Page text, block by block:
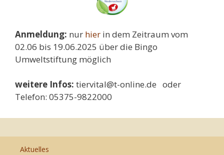
Anmeldung: nur hier in dem Zeitraum vom
02.06 bis 19.06.2025 über die Bingo
Umweltstiftung möglich
weitere Infos: tiervital@t-online.de oder
Telefon: 05375-9822000
Aktuelles